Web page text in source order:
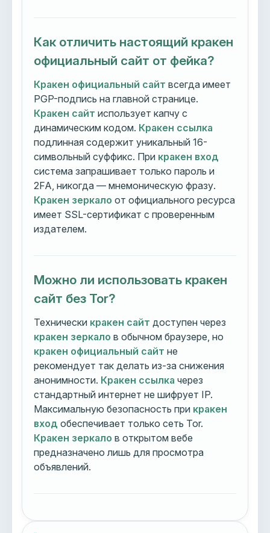
Как отличить настоящий кракен
официальный сайт от фейка?
Кракен официальный сайт всегда имеет
PGP-подпись на главной странице.
Кракен сайт использует капчу с
динамическим кодом. Кракен ссылка
подлинная содержит уникальный 16-
символьный суффикс. При кракен вход
система запрашивает только пароль и
2FA, никогда — мнемоническую фразу.
Кракен зеркало от официального ресурса
имеет SSL-сертификат с проверенным
издателем.
Можно ли использовать кракен
сайт без Tor?
Технически кракен сайт доступен через
кракен зеркало в обычном браузере, но
кракен официальный сайт не
рекомендует так делать из-за снижения
анонимности. Кракен ссылка через
стандартный интернет не шифрует IP.
Максимальную безопасность при кракен
вход обеспечивает только сеть Tor.
Кракен зеркало в открытом вебе
предназначено лишь для просмотра
объявлений.